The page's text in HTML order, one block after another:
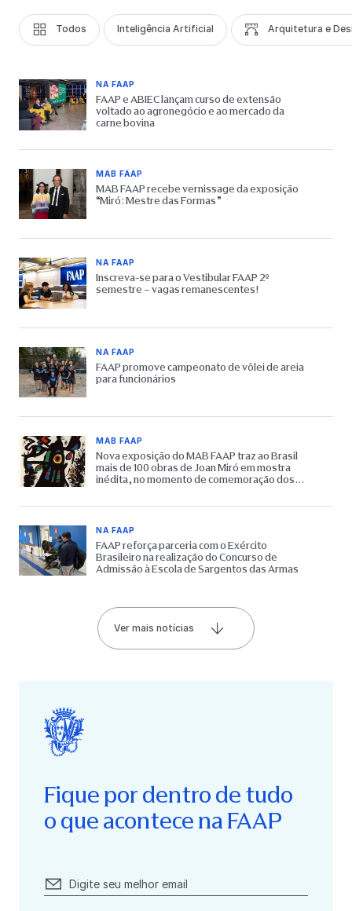
Todos Inteligência Artificial Arquitetura e
NA FAAP
FAAP e ABIEC lançam curso de extensão
voltado ao agronegócio e ao mercado da
carne bovina
MAB FAAP
MAB FAAP recebe vernissage da exposição
“Miró: Mestre das Formas”
NA FAAP
Inscreva-se para o Vestibular FAAP 2º
semestre – vagas remanescentes!
NA FAAP
FAAP promove campeonato de vôlei de areia
para funcionários
MAB FAAP
Nova exposição do MAB FAAP traz ao Brasil
mais de 100 obras de Joan Miró em mostra
inédita, no momento de comemoração dos
NA FAAP
FAAP reforça parceria com o Exército
Brasileiro na realização do Concurso de
Admissão à Escola de Sargentos das Armas
Ver mais notícias
Fique por dentro de tudo
o que acontece na FAAP